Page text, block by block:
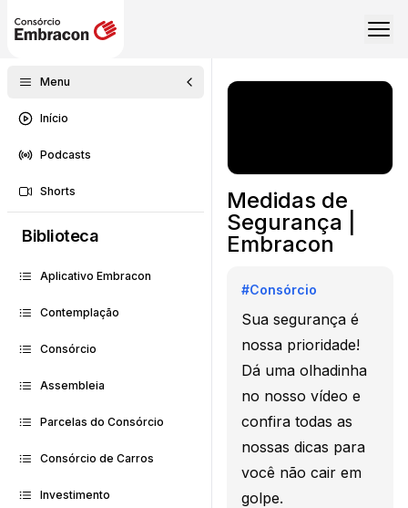
Menu
Início
Podcasts
Shorts
Biblioteca
Aplicativo Embracon
Contemplação
Consórcio
Assembleia
Parcelas do Consórcio
Consórcio de Carros
Investimento
Medidas de
Segurança |
Embracon
#Consórcio
Sua segurança é
nossa prioridade!
Dá uma olhadinha
no nosso vídeo e
confira todas as
nossas dicas para
você não cair em
golpe.